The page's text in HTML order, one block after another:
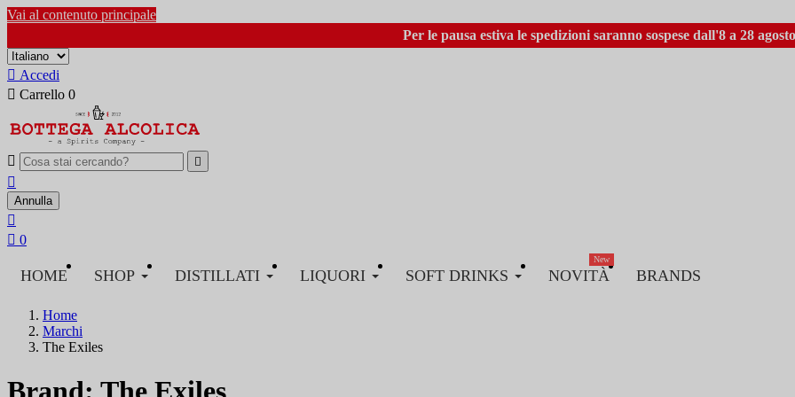
Vai al contenuto principale
Per le pausa estiva le spedizioni saranno sospese dall'8 a 28
 Accedi
 Carrello 0
 

Annulla

 0
HOME SHOP DISTILLATI LIQUORI SOFT DRINKS NOVITÀ
New
BRANDS
Home
Marchi
The Exiles
Brand: The Exiles